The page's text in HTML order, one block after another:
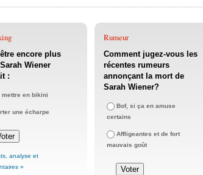
encore plus
Wiener
:
mettre en bikini
une écharpe
analyse et
»
Rumeur
Comment jugez-vous les
récentes rumeurs
annonçant la mort de
Sarah Wiener?
Bof, si ça en amuse
certains
Affligeantes et de fort
mauvais goût